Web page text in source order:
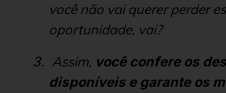
você não vai querer perder
oportunidade, vai?
Assim, você confere os
disponíveis e garante os